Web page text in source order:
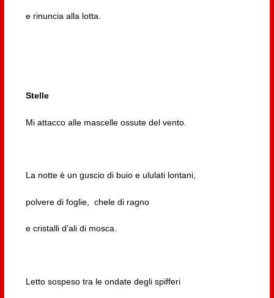
e rinuncia alla lotta.
Stelle
Mi attacco alle mascelle ossute del vento.
La notte è un guscio di buio e ululati lontani,
polvere di foglie, chele di ragno
e cristalli d’ali di mosca.
Letto sospeso tra le ondate degli spifferi